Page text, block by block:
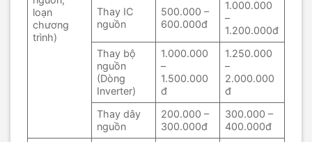
loạn
chương
trình)
Thay IC
nguồn
500.000 –
600.000đ
1.000.000
–
1.200.000đ
Thay bộ
nguồn
(Dòng
Inverter)
1.000.000
–
1.500.000
đ
1.250.000
–
2.000.000
đ
Thay dây
nguồn
200.000 –
300.000đ
300.000 –
400.000đ